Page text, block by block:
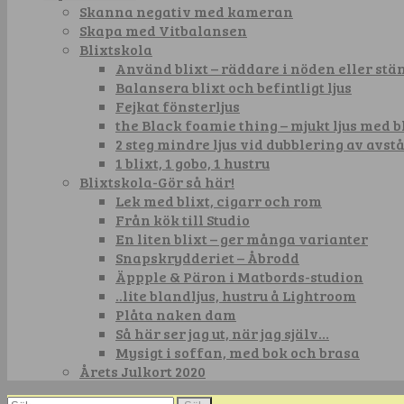
Skanna negativ med kameran
Skapa med Vitbalansen
Blixtskola
Använd blixt – räddare i nöden eller
Balansera blixt och befintligt ljus
Fejkat fönsterljus
the Black foamie thing – mjukt ljus med
2 steg mindre ljus vid dubblering av
1 blixt, 1 gobo, 1 hustru
Blixtskola-Gör så här!
Lek med blixt, cigarr och rom
Från kök till Studio
En liten blixt – ger många varianter
Snapskrydderiet – Åbrodd
Äppple & Päron i Matbords-studion
..lite blandljus, hustru å Lightroom
Plåta naken dam
Så här ser jag ut, när jag själv…
Mysigt i soffan, med bok och brasa
Årets Julkort 2020